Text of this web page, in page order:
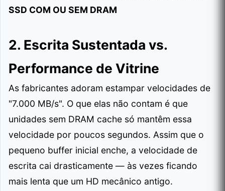
SSD COM OU SEM DRAM
2. Escrita Sustentada vs.
Performance de Vitrine
As fabricantes adoram estampar velocidades de
"7.000 MB/s". O que elas não contam é que
unidades sem DRAM cache só mantêm essa
velocidade por poucos segundos. Assim que o
pequeno buffer inicial enche, a velocidade de
escrita cai drasticamente — às vezes ficando
mais lenta que um HD mecânico antigo.